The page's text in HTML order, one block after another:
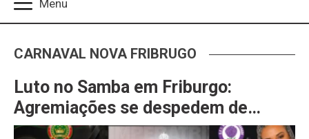
CARNAVAL NOVA FRIBRUGO
Luto no Samba em Friburgo:
Agremiações se despedem de
Tatiana Cruz